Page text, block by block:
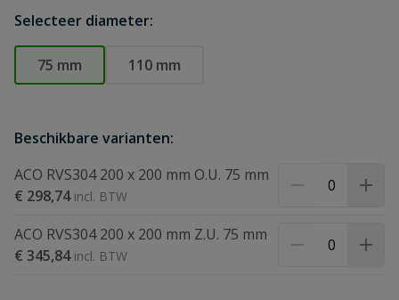
Selecteer diameter:
75 mm 110 mm
Beschikbare varianten:
ACO RVS304 200 x 200 mm O.U. 75 mm
€ 298,74
ACO RVS304 200 x 200 mm Z.U. 75 mm
€ 345,84